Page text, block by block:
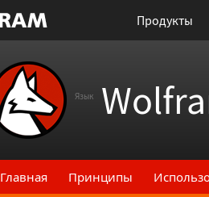
Продукты
Язык
Главная Принципы